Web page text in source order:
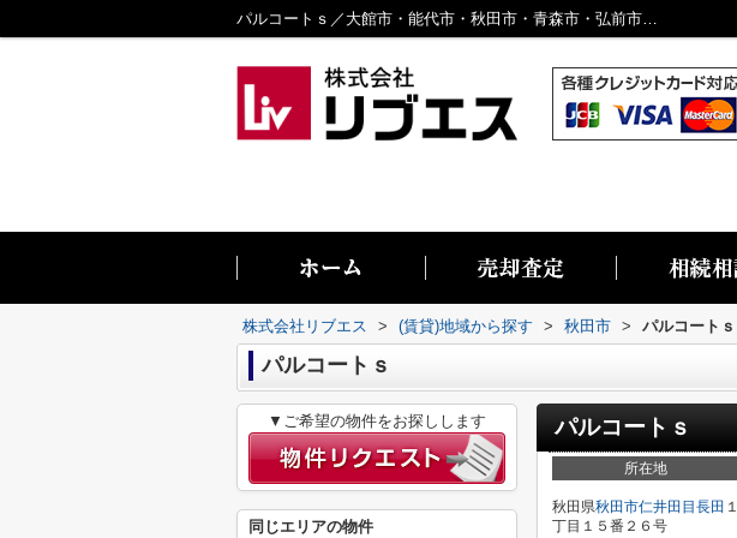
パルコートｓ／大館市・能代市・秋田市・青森市・弘前市の不動産情報なら株式会社リブエス
株式会社リブエス > (賃貸)地域から探す > 秋田市 > パルコートｓ
パルコートｓ
パルコートｓ
所在地
秋田県秋田市仁井田目長田 １
丁目１５番２６号
▼ご希望の物件をお探しします
同じエリアの物件